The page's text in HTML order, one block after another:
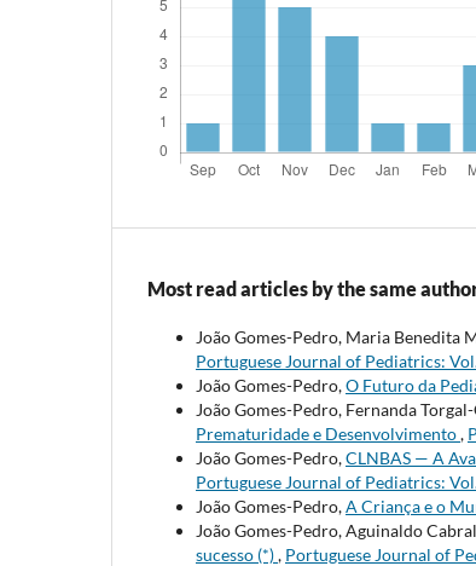
Most read articles by the same
João Gomes-Pedro, Maria Benedita
Portuguese Journal of Pediatrics:
João Gomes-Pedro,O Futuro da
João Gomes-Pedro, Fernanda
Prematuridade e Desenvolvimento,
João Gomes-Pedro,CLNBAS — A
Portuguese Journal of Pediatrics:
João Gomes-Pedro,A Criança e o
João Gomes-Pedro, Aguinaldo
sucesso (*), Portuguese Journal of